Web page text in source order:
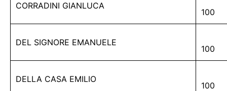
CORRADINI GIANLUCA
100
DEL SIGNORE EMANUELE
100
DELLA CASA EMILIO
100